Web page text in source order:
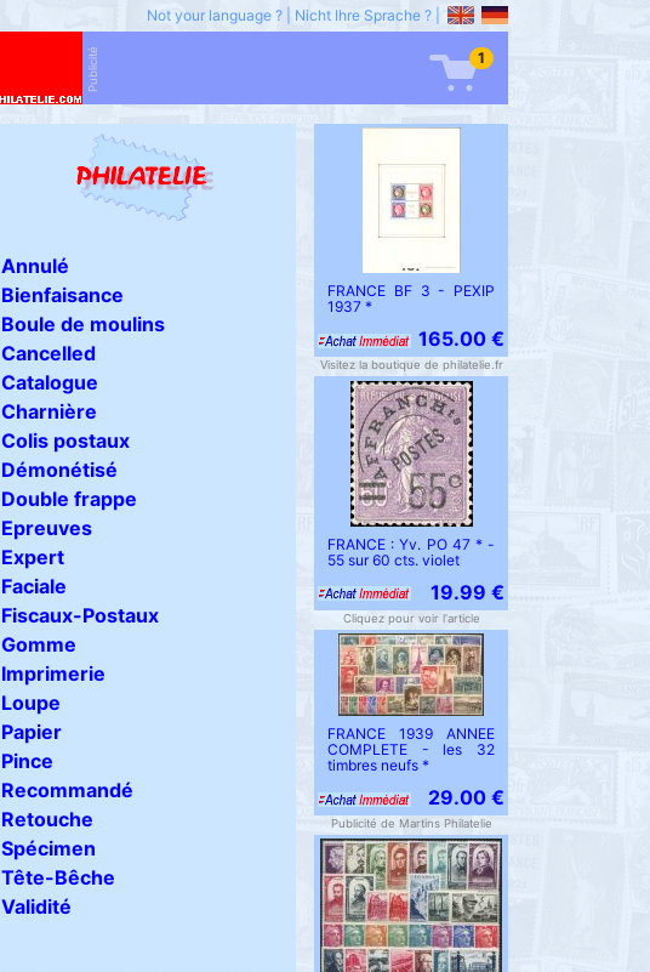
Not your language ? Nicht Ihre Sprache ?
Publicité 1
Annulé
Bienfaisance
Boule de moulins
Cancelled
Catalogue
Charnière
Colis postaux
Démonétisé
Double frappe
Epreuves
Expert
Faciale
Fiscaux-Postaux
Gomme
Imprimerie
Loupe
Papier
Pince
Recommandé
Retouche
Spécimen
Tête-Bêche
Validité
FRANCE BF 3 - PEXIP
1937 *
165.00 €
Visitez la boutique de philatelie.fr
FRANCE : Yv. PO 47 * -
55 sur 60 cts. violet
19.99 €
Cliquez pour voir l'article
FRANCE 1939 ANNEE
COMPLETE - les 32
timbres neufs *
29.00 €
Publicité de Martins Philatelie